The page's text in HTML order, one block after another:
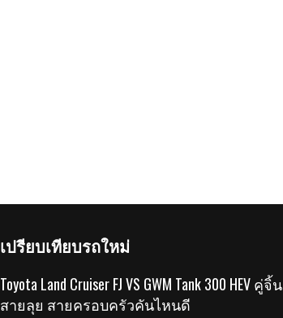
เปรียบเทียบรถใหม่
Toyota Land Cruiser FJ VS GWM Tank 300 HEV คู่จิ้น
สายลุย สายครอบครัวคันไหนดี